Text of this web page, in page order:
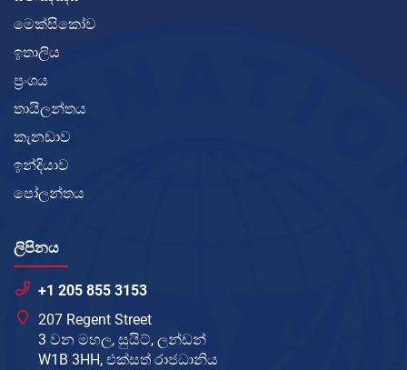
මෙක්සිකෝව
ඉතාලිය
ප්‍රංශය
තායිලන්තය
කැනඩාව
ඉන්දියාව
පෝලන්තය
ලිපිනය
+1 205 855 3153
207 Regent Street
3 වන මහල, සුයිට්, ලන්ඩන්
W1B 3HH, එක්සත් රාජධානිය